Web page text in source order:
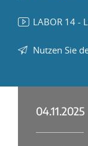
LABOR 14 -
Nutzen Sie
04.11.2025